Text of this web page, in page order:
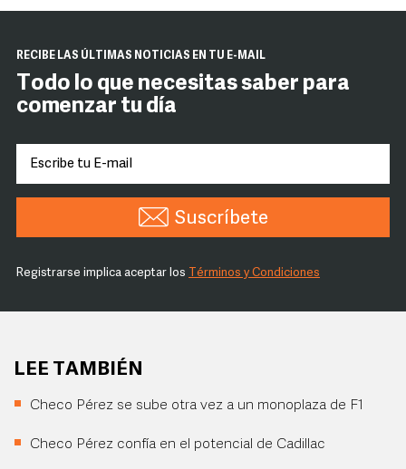
RECIBE LAS ÚLTIMAS NOTICIAS EN TU E-MAIL
Todo lo que necesitas saber para
comenzar tu día
Suscríbete
Registrarse implica aceptar los Términos y Condiciones
LEE TAMBIÉN
Checo Pérez se sube otra vez a un monoplaza de F1
Checo Pérez confía en el potencial de Cadillac